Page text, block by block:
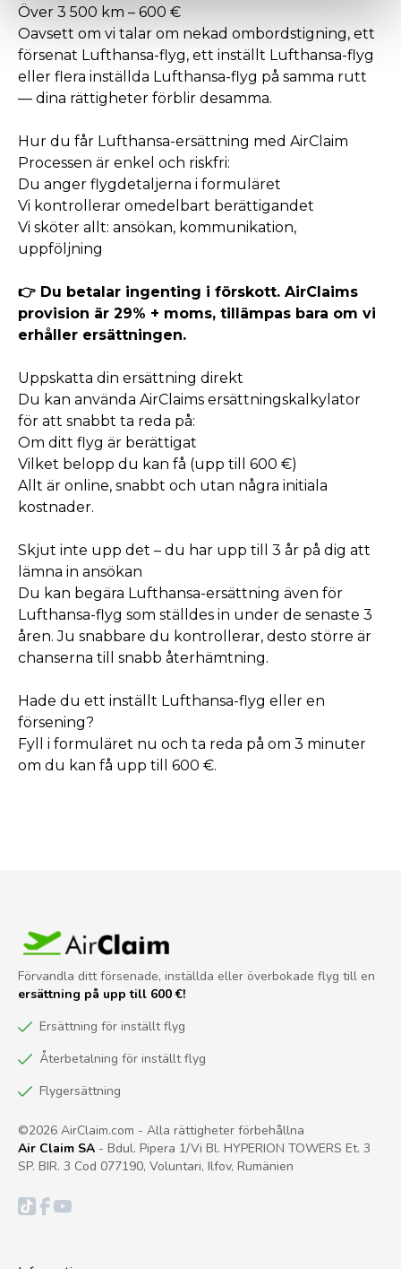
Över 3 500 km – 600 €
Oavsett om vi talar om nekad ombordstigning, ett
försenat Lufthansa-flyg, ett inställt Lufthansa-flyg
eller flera inställda Lufthansa-flyg på samma rutt
— dina rättigheter förblir desamma.
Hur du får Lufthansa-ersättning med AirClaim
Processen är enkel och riskfri:
Du anger flygdetaljerna i formuläret
Vi kontrollerar omedelbart berättigandet
Vi sköter allt: ansökan, kommunikation,
uppföljning
👉 Du betalar ingenting i förskott. AirClaims
provision är 29% + moms, tillämpas bara om vi
erhåller ersättningen.
Uppskatta din ersättning direkt
Du kan använda AirClaims ersättningskalkylator
för att snabbt ta reda på:
Om ditt flyg är berättigat
Vilket belopp du kan få (upp till 600 €)
Allt är online, snabbt och utan några initiala
kostnader.
Skjut inte upp det – du har upp till 3 år på dig att
lämna in ansökan
Du kan begära Lufthansa-ersättning även för
Lufthansa-flyg som ställdes in under de senaste 3
åren. Ju snabbare du kontrollerar, desto större är
chanserna till snabb återhämtning.
Hade du ett inställt Lufthansa-flyg eller en
försening?
Fyll i formuläret nu och ta reda på om 3 minuter
om du kan få upp till 600 €.
Förvandla ditt försenade, inställda eller överbokade flyg till en
ersättning på upp till 600 €!
Ersättning för inställt flyg
Återbetalning för inställt flyg
Flygersättning
©2026 AirClaim.com - Alla rättigheter förbehållna
Air Claim SA - Bdul. Pipera 1/Vi Bl. HYPERION TOWERS Et. 3
SP. BIR. 3 Cod 077190, Voluntari, Ilfov, Rumänien